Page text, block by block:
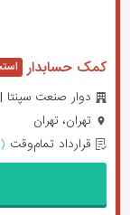
کمک حسابدار
دوار صنعت سپنتا | Davvar Sanat Sepanta
تهران، تهران
قرارداد تمام‌وقت